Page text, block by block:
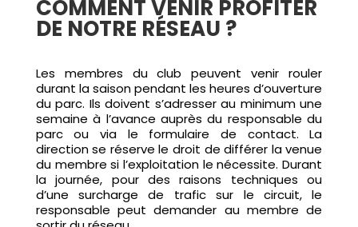
COMMENT VENIR PROFITER
DE NOTRE RÉSEAU ?
Les membres du club peuvent venir rouler
durant la saison pendant les heures d’ouverture
du parc. Ils doivent s’adresser au minimum une
semaine à l’avance auprès du responsable du
parc ou via le formulaire de contact. La
direction se réserve le droit de différer la venue
du membre si l’exploitation le nécessite. Durant
la journée, pour des raisons techniques ou
d’une surcharge de trafic sur le circuit, le
responsable peut demander au membre de